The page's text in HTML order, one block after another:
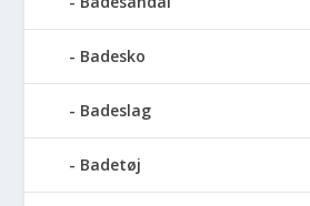
Badesko
Badeslag
Badetøj